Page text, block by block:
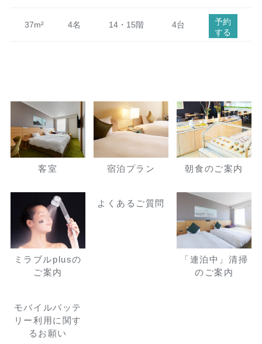
37m² 4名 14・15階 4台
予約
する
客室 宿泊プラン 朝食のご案内
ミラブルplusの
ご案内
よくあるご質問
「連泊中」清掃
のご案内
モバイルバッテ
リー利用に関す
るお願い